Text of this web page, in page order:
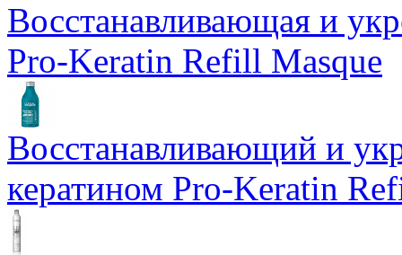
Восстанавливающая и
Pro-Keratin Refill Masque
Восстанавливающий и
кератином Pro-Keratin